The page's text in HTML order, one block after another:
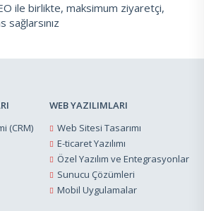
ile birlikte, maksimum ziyaretçi,
(CRM)
WEB YAZILIMLARI
Web Sitesi Tasarımı
E-ticaret Yazılımı
Özel Yazılım ve Entegrasyonlar
Sunucu Çözümleri
Mobil Uygulamalar